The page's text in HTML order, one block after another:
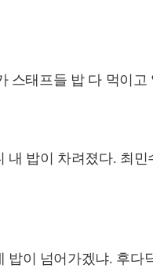
스태프들 밥 다 먹이
밥이 차려졌다. 최
이 넘어가겠냐. 후